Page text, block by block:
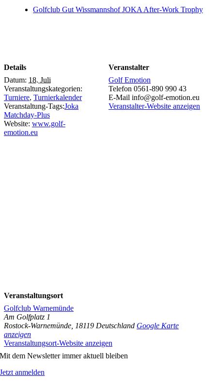
Golfclub Gut Wissmannshof JOKA After-Work Trophy
Details
Datum: 18. Juli
Veranstaltungskategorien:
Turniere, Turnierkalender
Veranstaltung-Tags:Joka
Matchday-Plus
Website: www.golf-
emotion.eu
Veranstalter
Golf Emotion
Telefon 0561-890 990 43
E-Mail info@golf-emotion.eu
Veranstalter-Website anzeigen
Veranstaltungsort
Golfclub Warnemünde
Am Golfplatz 1
Rostock-Warnemünde, 18119 Deutschland Google Karte
anzeigen
Veranstaltungsort-Website anzeigen
Mit dem Newsletter immer aktuell bleiben
Jetzt anmelden